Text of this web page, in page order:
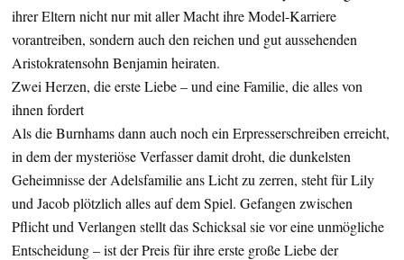
ihrer Eltern nicht nur mit aller Macht ihre Model-Karriere
vorantreiben, sondern auch den reichen und gut aussehenden
Aristokratensohn Benjamin heiraten.
Zwei Herzen, die erste Liebe – und eine Familie, die alles von
ihnen fordert
Als die Burnhams dann auch noch ein Erpresserschreiben erreicht,
in dem der mysteriöse Verfasser damit droht, die dunkelsten
Geheimnisse der Adelsfamilie ans Licht zu zerren, steht für Lily
und Jacob plötzlich alles auf dem Spiel. Gefangen zwischen
Pflicht und Verlangen stellt das Schicksal sie vor eine unmögliche
Entscheidung – ist der Preis für ihre erste große Liebe der